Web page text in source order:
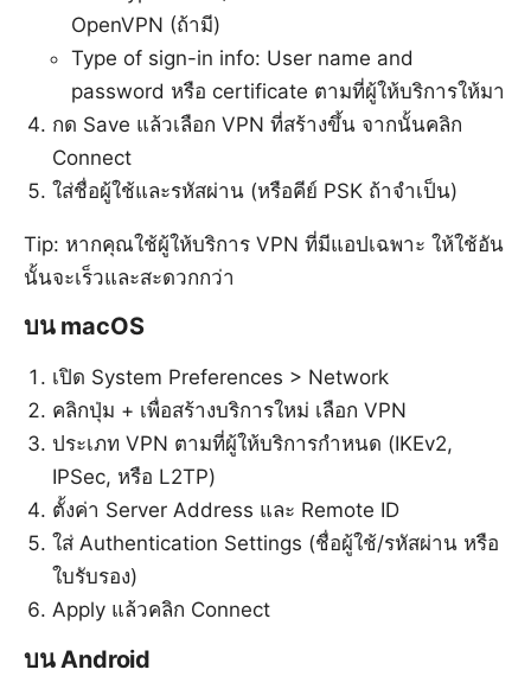
OpenVPN (ถ้ามี)
Type of sign-in info: User name and
password หรือ certificate ตามที่ผู้ให้บริการให้มา
กด Save แล้วเลือก VPN ที่สร้างขึ้น จากนั้นคลิก
Connect
ใส่ชื่อผู้ใช้และรหัสผ่าน (หรือคีย์ PSK ถ้าจำเป็น)
Tip: หากคุณใช้ผู้ให้บริการ VPN ที่มีแอปเฉพาะ ให้ใช้อัน
นั้นจะเร็วและสะดวกกว่า
บน macOS
เปิด System Preferences > Network
คลิกปุ่ม + เพื่อสร้างบริการใหม่ เลือก VPN
ประเภท VPN ตามที่ผู้ให้บริการกำหนด (IKEv2,
IPSec, หรือ L2TP)
ตั้งค่า Server Address และ Remote ID
ใส่ Authentication Settings (ชื่อผู้ใช้/รหัสผ่าน หรือ
ใบรับรอง)
Apply แล้วคลิก Connect
บน Android